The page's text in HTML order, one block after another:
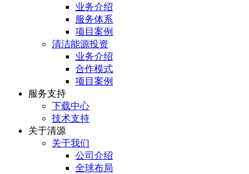
业务介绍
服务体系
项目案例
清洁能源投资
业务介绍
合作模式
项目案例
服务⽀持
下载中心
技术支持
关于清源
关于我们
公司介绍
全球布局